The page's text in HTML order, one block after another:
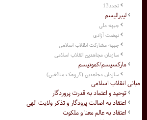
تجدد13
لیبرالیسم
جبهه ملی
نهضت آزادی
جبهه مشارکت انقلاب اسلامی
سازمان مجاهدین انقلاب اسلامی
مارکسیسم/کمونیسم
سازمان مجاهدین (گروهک منافقین)
مبانی انقلاب اسلامی
توحید و اعتماد به قدرت پروردگار
اعتقاد به اصالت پرودگار و تذکر ولایت الهی
اعتقاد به عالم معنا و ملکوت